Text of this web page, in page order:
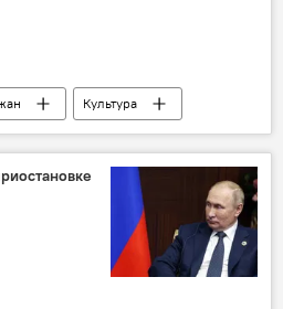
Культура